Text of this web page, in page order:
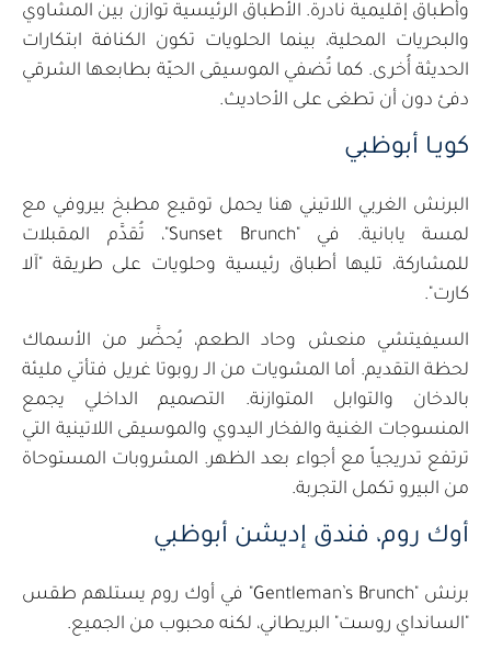
وأطباق إقليمية نادرة. الأطباق الرئيسية توازن بين المشاوي
والبحريات المحلية، بينما الحلويات تكون الكنافة ابتكارات
الحديثة أُخرى. كما تُضفي الموسيقى الحيّة بطابعها الشرقي
دفئ دون أن تطغى على الأحاديث.
كويـا أبوظبي
البرنش الغربي اللاتيني هنا يحمل توقيع مطبخ بيروفي مع
لمسة يابانية. في "Sunset Brunch"، تُقدَّم المقبلات
للمشاركة، تليها أطباق رئيسية وحلويات على طريقة "آلا
كارت".
السيفيتشي منعش وحاد الطعم، يُحضَّر من الأسماك
لحظة التقديم. أما المشويات من الـ روبوتا غريل فتأتي مليئة
بالدخان والتوابل المتوازنة. التصميم الداخلي يجمع
المنسوجات الغنية والفخار اليدوي والموسيقى اللاتينية التي
ترتفع تدريجياً مع أجواء بعد الظهر. المشروبات المستوحاة
من البيرو تكمل التجربة.
أوك روم، فندق إديشن أبوظبي
برنش "Gentleman’s Brunch" في أوك روم يستلهم طقس
"السانداي روست" البريطاني، لكنه محبوب من الجميع.